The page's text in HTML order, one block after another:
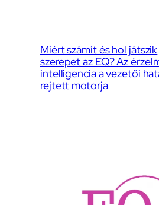
Miért számít és hol játszik
szerepet az EQ? Az
intelligencia a vezetői
rejtett motorja